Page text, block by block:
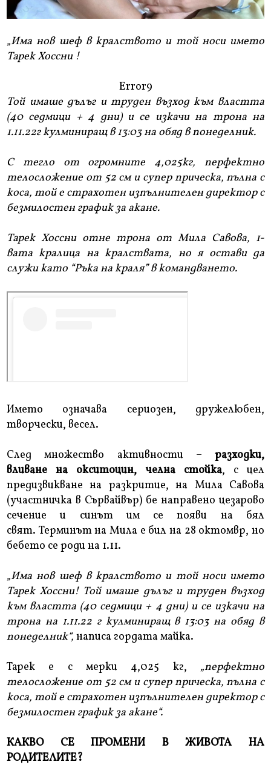
„Има нов шеф в кралството и той носи името
Тарек Хоссни !
Error9
Той имаше дълъг и труден възход към властта
(40 седмици + 4 дни) и се изкачи на трона на
1.11.22г кулминиращ в 13:03 на обяд в понеделник.
С тегло от огромните 4,025кг, перфектно
телосложение от 52 см и супер прическа, пълна с
коса, той е страхотен изпълнителен директор с
безмилостен график за акане.
Тарек Хоссни отне трона от Мила Савова, 1-
вата кралица на кралствата, но я остави да
служи като “Ръка на краля” в командването.
Името означава сериозен, дружелюбен,
творчески, весел.
След множество активности – разходки,
вливане на окситоцин, челна стойка, с цел
предизвикване на разкритие, на Мила Савова
(участничка в Сървайвър) бе направено цезарово
сечение и синът им се появи на бял
свят. Терминът на Мила е бил на 28 октомвр, но
бебето се роди на 1.11.
„Има нов шеф в кралството и той носи името
Тарек Хоссни! Той имаше дълъг и труден възход
към властта (40 седмици + 4 дни) и се изкачи на
трона на 1.11.22 г кулминиращ в 13:03 на обяд в
понеделник“, написа гордата майка.
Тарек е с мерки 4,025 кг, „перфектно
телосложение от 52 см и супер прическа, пълна с
коса, той е страхотен изпълнителен директор с
безмилостен график за акане“.
КАКВО СЕ ПРОМЕНИ В ЖИВОТА НА
РОДИТЕЛИТЕ?